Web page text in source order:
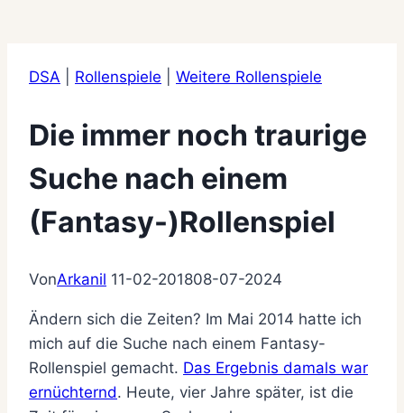
DSA Rollenspiele Weitere Rollenspiele
Die immer noch traurige
Suche nach einem
(Fantasy-)Rollenspiel
VonArkanil 11-02-201808-07-2024
Ändern sich die Zeiten? Im Mai 2014 hatte ich
mich auf die Suche nach einem Fantasy-
Rollenspiel gemacht. Das Ergebnis damals war
ernüchternd. Heute, vier Jahre später, ist die